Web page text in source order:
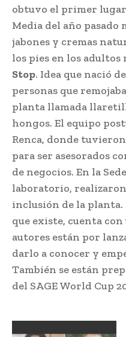
obtuvo el primer
Media del año
jabones y cremas
los pies en los adultos
Stop. Idea que nació
personas que
planta llamada
hongos. El equipo
Renca, donde
para ser asesorados
de negocios. En la
laboratorio,
inclusión de la planta.
que existe, cuenta con
autores están por
darlo a conocer y
También se están
del SAGE World Cup